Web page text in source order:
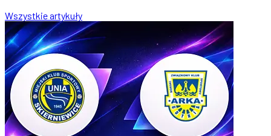
Wszystkie artykuły